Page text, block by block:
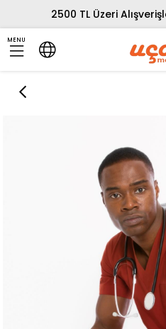
2500 TL Üzeri
MENU